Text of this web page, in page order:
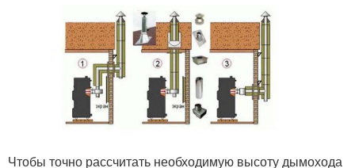
Чтобы точно рассчитать необходимую высоту дымохода